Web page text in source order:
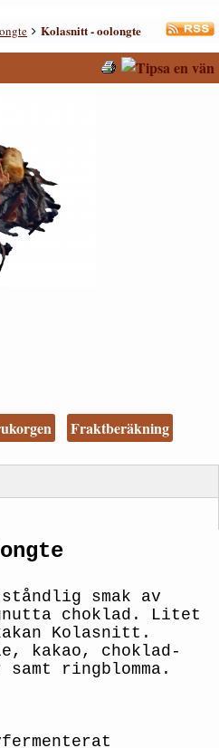
Kolasnitt - oolongte
Fraktberäkning
smak av
choklad. Litet
Kolasnitt.
kakao, choklad-
ringblomma.